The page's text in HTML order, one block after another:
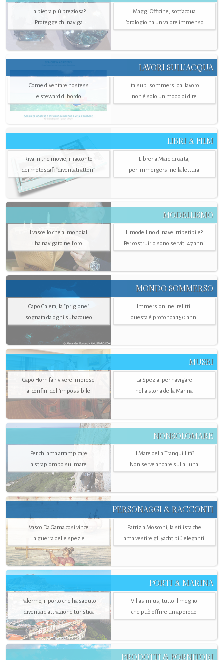
La pietra più preziosa?
Protegge chi naviga
Maggi Officine, sott’acqua
l'orologio ha un valore immenso
LAVORI SULL’ACQUA
Come diventare hostess
e steward di bordo
Italsub: sommersi dal lavoro
non è solo un modo di dire
LIBRI & FILM
Riva in the movie, il racconto
dei motoscafi “diventati attori”
Libreria Mare di carta,
per immergersi nella lettura
MODELLISMO
Il vascello che ai mondiali
ha navigato nell’oro
Il modellino di nave irripetibile?
Per costruirlo sono serviti 47 anni
MONDO SOMMERSO
Capo Galera, la "prigione"
sognata da ogni subacqueo
Immersioni nei relitti:
questa è profonda 150 anni
MUSEI
Capo Horn fa rivivere imprese
ai confini dell’impossibile
La Spezia. per navigare
nella storia della Marina
NONSOLOMARE
Per chi ama arrampicare
a strapiombo sul mare
Il Mare della Tranquillità?
Non serve andare sulla Luna
PERSONAGGI & RACCONTI
Vasco Da Gama così vince
la guerra delle spezie
Patrizia Mosconi, la stilista che
ama vestire gli yacht più eleganti
PORTI & MARINA
Palermo, il porto che ha saputo
diventare attrazione turistica
Villasimius, tutto il meglio
che può offrire un approdo
PRODOTTI & FORNITORI